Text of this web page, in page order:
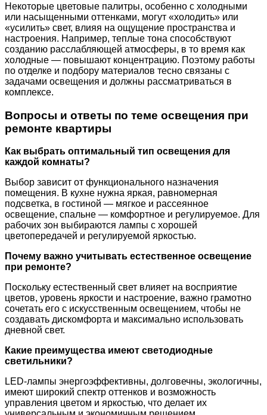
Некоторые цветовые палитры, особенно с холодными
или насыщенными оттенками, могут «холодить» или
«усилить» свет, влияя на ощущение пространства и
настроения. Например, теплые тона способствуют
созданию расслабляющей атмосферы, в то время как
холодные — повышают концентрацию. Поэтому работы
по отделке и подбору материалов тесно связаны с
задачами освещения и должны рассматриваться в
комплексе.
Вопросы и ответы по теме освещения при
ремонте квартиры
Как выбрать оптимальный тип освещения для
каждой комнаты?
Выбор зависит от функционального назначения
помещения. В кухне нужна яркая, равномерная
подсветка, в гостиной — мягкое и рассеянное
освещение, спальне — комфортное и регулируемое. Для
рабочих зон выбираются лампы с хорошей
цветопередачей и регулируемой яркостью.
Почему важно учитывать естественное освещение
при ремонте?
Поскольку естественный свет влияет на восприятие
цветов, уровень яркости и настроение, важно грамотно
сочетать его с искусственным освещением, чтобы не
создавать дискомфорта и максимально использовать
дневной свет.
Какие преимущества имеют светодиодные
светильники?
LED-лампы энергоэффективны, долговечны, экологичны,
имеют широкий спектр оттенков и возможность
управления цветом и яркостью, что делает их